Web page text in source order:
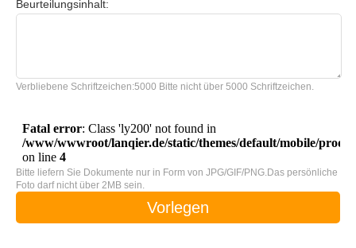
Beurteilungsinhalt:
Verbliebene Schriftzeichen:5000 Bitte nicht über 5000 Schriftzeichen.
Bitte liefern Sie Dokumente nur in Form von JPG/GIF/PNG.Das persönliche
Foto darf nicht über 2MB sein.